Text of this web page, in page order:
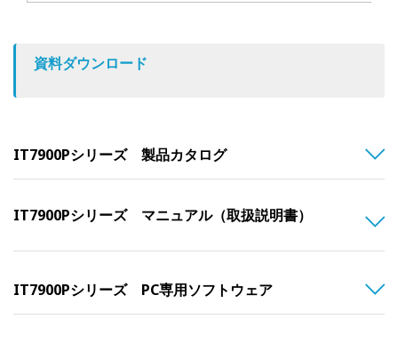
資料ダウンロード
IT7900Pシリーズ 製品カタログ
IT7900Pシリーズ マニュアル（取扱説明書）
IT7900Pシリーズ PC専用ソフトウェア